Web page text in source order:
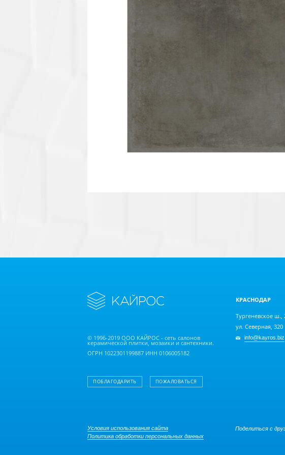
© 1996-2019 ООО КАЙРОС - сеть салонов
керамической плитки, мозаики и сантехники.
ОГРН 1022301199887 ИНН 0106005182
ПОБЛАГОДАРИТЬ ПОЖАЛОВАТЬСЯ
КРАСНОДАР
Тургеневское ш.,
ул. Северная, 320
info@kayros.biz
Условия использования сайта
Политика обработки персональных данных
Поделиться с